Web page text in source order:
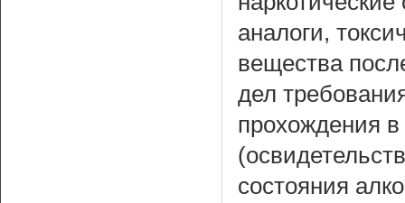
аналоги,
вещества
дел
прохождения в
состояния